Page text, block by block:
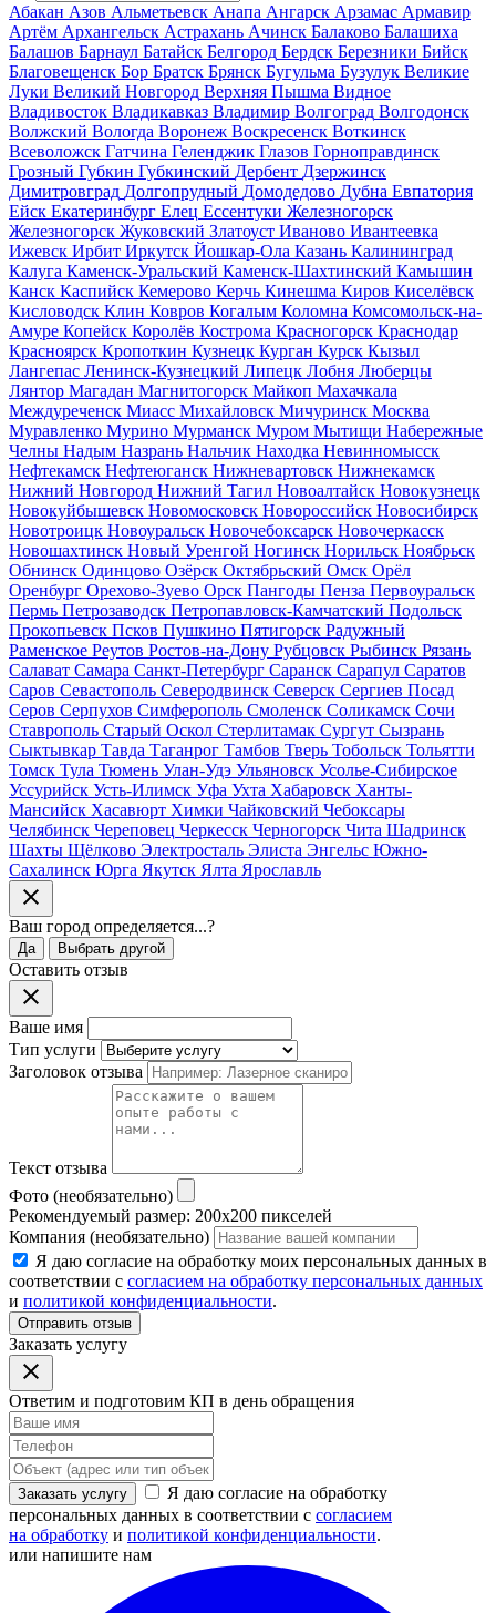
Абакан Азов Альметьевск Анапа Ангарск Арзамас Армавир
Артём Архангельск Астрахань Ачинск Балаково Балашиха
Балашов Барнаул Батайск Белгород Бердск Березники Бийск
Благовещенск Бор Братск Брянск Бугульма Бузулук Великие
Луки Великий Новгород Верхняя Пышма Видное
Владивосток Владикавказ Владимир Волгоград Волгодонск
Волжский Вологда Воронеж Воскресенск Воткинск
Всеволожск Гатчина Геленджик Глазов Горноправдинск
Грозный Губкин Губкинский Дербент Дзержинск
Димитровград Долгопрудный Домодедово Дубна Евпатория
Ейск Екатеринбург Елец Ессентуки Железногорск
Железногорск Жуковский Златоуст Иваново Ивантеевка
Ижевск Ирбит Иркутск Йошкар-Ола Казань Калининград
Калуга Каменск-Уральский Каменск-Шахтинский Камышин
Канск Каспийск Кемерово Керчь Кинешма Киров Киселёвск
Кисловодск Клин Ковров Когалым Коломна Комсомольск-на-
Амуре Копейск Королёв Кострома Красногорск Краснодар
Красноярск Кропоткин Кузнецк Курган Курск Кызыл
Лангепас Ленинск-Кузнецкий Липецк Лобня Люберцы
Лянтор Магадан Магнитогорск Майкоп Махачкала
Междуреченск Миасс Михайловск Мичуринск Москва
Муравленко Мурино Мурманск Муром Мытищи Набережные
Челны Надым Назрань Нальчик Находка Невинномысск
Нефтекамск Нефтеюганск Нижневартовск Нижнекамск
Нижний Новгород Нижний Тагил Новоалтайск Новокузнецк
Новокуйбышевск Новомосковск Новороссийск Новосибирск
Новотроицк Новоуральск Новочебоксарск Новочеркасск
Новошахтинск Новый Уренгой Ногинск Норильск Ноябрьск
Обнинск Одинцово Озёрск Октябрьский Омск Орёл
Оренбург Орехово-Зуево Орск Пангоды Пенза Первоуральск
Пермь Петрозаводск Петропавловск-Камчатский Подольск
Прокопьевск Псков Пушкино Пятигорск Радужный
Раменское Реутов Ростов-на-Дону Рубцовск Рыбинск Рязань
Салават Самара Санкт-Петербург Саранск Сарапул Саратов
Саров Севастополь Северодвинск Северск Сергиев Посад
Серов Серпухов Симферополь Смоленск Соликамск Сочи
Ставрополь Старый Оскол Стерлитамак Сургут Сызрань
Сыктывкар Тавда Таганрог Тамбов Тверь Тобольск Тольятти
Томск Тула Тюмень Улан-Удэ Ульяновск Усолье-Сибирское
Уссурийск Усть-Илимск Уфа Ухта Хабаровск Ханты-
Мансийск Хасавюрт Химки Чайковский Чебоксары
Челябинск Череповец Черкесск Черногорск Чита Шадринск
Шахты Щёлково Электросталь Элиста Энгельс Южно-
Сахалинск Юрга Якутск Ялта Ярославль
Ваш город определяется...?
Да Выбрать другой
Оставить отзыв
Ваше имя
Тип услуги
Заголовок отзыва
Текст отзыва
Фото (необязательно)
Рекомендуемый размер: 200x200 пикселей
Компания (необязательно)
Я даю согласие на обработку моих персональных данных в
соответствии с согласием на обработку персональных данных
и политикой конфиденциальности.
Отправить отзыв
Заказать услугу
Ответим и подготовим КП в день обращения
Заказать услугу
Я даю согласие на обработку
персональных данных в соответствии с согласием
на обработку и политикой конфиденциальности.
или напишите нам